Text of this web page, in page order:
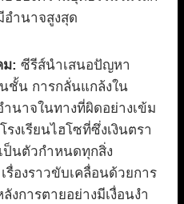
อำนาจสูงสุด
ม: ซีรีส์นำเสนอปัญหา
ชั้น การกลั่นแกล้งใน
ำนาจในทางที่ผิดอย่างเข้ม
งเรียนไฮโซที่ซึ่งเงินตรา
ป็นตัวกำหนดทุกสิ่ง
เรื่องราวขับเคลื่อนด้วยการ
งการตายอย่างมีเงื่อนงำ